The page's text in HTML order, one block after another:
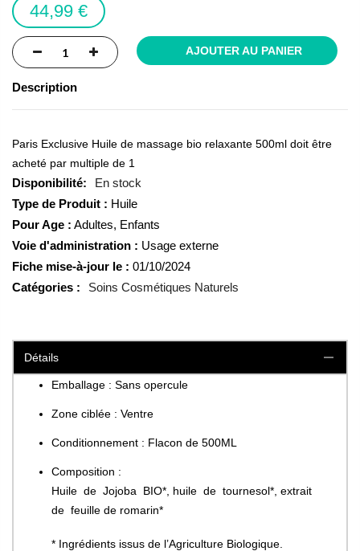
44,99 €
AJOUTER AU PANIER
Description
Paris Exclusive Huile de massage bio relaxante 500ml doit être
acheté par multiple de 1
En stock
Type de Produit : Huile
Pour Age : Adultes, Enfants
Voie d'administration : Usage externe
Fiche mise-à-jour le : 01/10/2024
Catégories :
Soins Cosmétiques Naturels
Détails
Emballage : Sans opercule
Zone ciblée : Ventre
Conditionnement : Flacon de 500ML
Composition :
Huile de Jojoba BIO*, huile de tournesol*, extrait
de feuille de romarin*
* Ingrédients issus de l’Agriculture Biologique.